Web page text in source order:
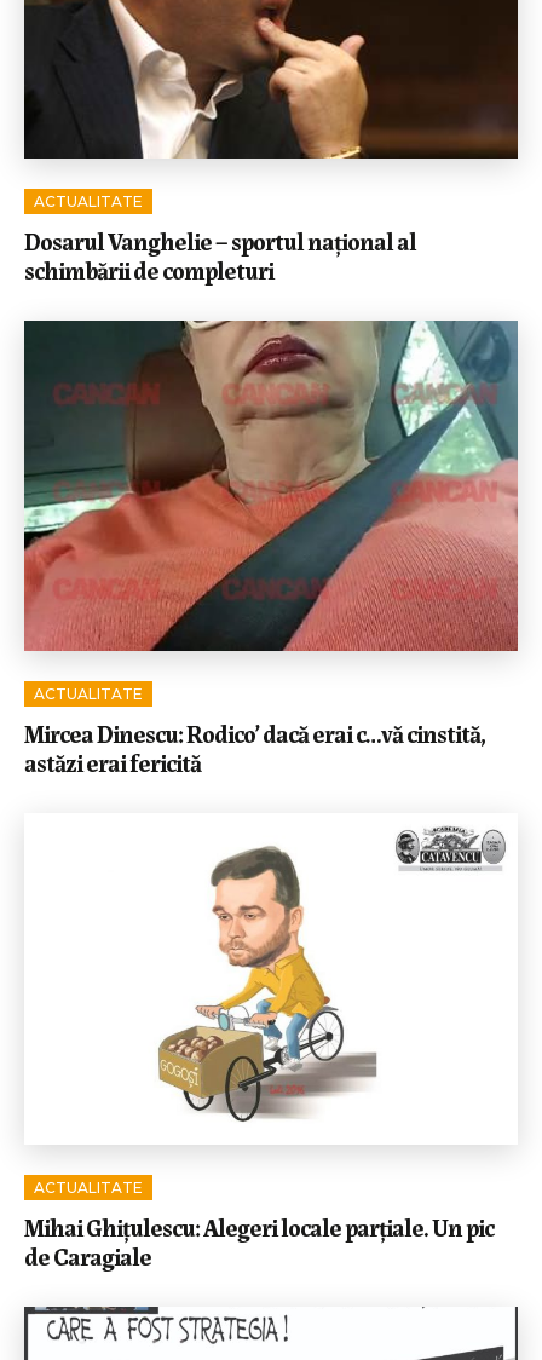
ACTUALITATE
Dosarul Vanghelie – sportul național al
schimbării de completuri
ACTUALITATE
Mircea Dinescu: Rodico’ dacă erai c…vă cinstită,
astăzi erai fericită
ACTUALITATE
Mihai Ghițulescu: Alegeri locale parțiale. Un pic
de Caragiale